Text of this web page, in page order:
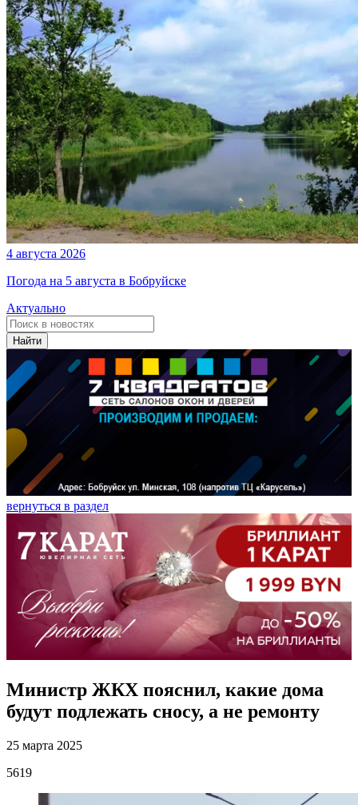
4 августа 2026
Погода на 5 августа в Бобруйске
Актуально
Найти
вернуться в раздел
Министр ЖКХ пояснил, какие дома
будут подлежать сносу, а не ремонту
25 марта 2025
5619